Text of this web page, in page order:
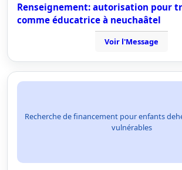
Renseignement: autorisation pour
comme éducatrice à neuchaâtel
Voir l'Message
Recherche de financement pour enfants
vulnérables